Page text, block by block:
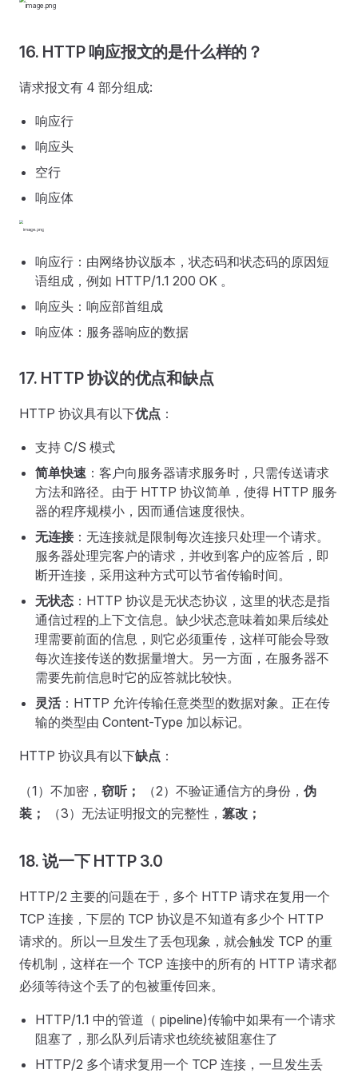
16. HTTP 响应报文的是什么样的？
请求报⽂有 4 部分组成:
响应⾏
响应头
空⾏
响应体
响应⾏：由网络协议版本，状态码和状态码的原因短
语组成，例如 HTTP/1.1 200 OK 。
响应头：响应部⾸组成
响应体：服务器响应的数据
17. HTTP 协议的优点和缺点
HTTP 协议具有以下优点 ：
支持 C/S 模式
简单快速 ：客户向服务器请求服务时，只需传送请求
方法和路径。由于 HTTP 协议简单，使得 HTTP 服务
器的程序规模小，因而通信速度很快。
无连接：无连接就是限制每次连接只处理一个请求。
服务器处理完客户的请求，并收到客户的应答后，即
断开连接，采用这种方式可以节省传输时间。
无状态 ：HTTP 协议是无状态协议，这里的状态是指
通信过程的上下文信息。缺少状态意味着如果后续处
理需要前面的信息，则它必须重传，这样可能会导致
每次连接传送的数据量增大。另一方面，在服务器不
需要先前信息时它的应答就比较快。
灵活：HTTP 允许传输任意类型的数据对象。正在传
输的类型由 Content-Type 加以标记。
HTTP 协议具有以下缺点 ：
（1）不加密， 窃听； （2）不验证通信方的身份， 伪
装；
（3）无法证明报文的完整性， 篡改；
18. 说一下 HTTP 3.0
HTTP/2 主要的问题在于，多个 HTTP 请求在复用一个
TCP 连接，下层的 TCP 协议是不知道有多少个 HTTP
请求的。所以一旦发生了丢包现象，就会触发 TCP 的重
传机制，这样在一个 TCP 连接中的所有的 HTTP 请求都
必须等待这个丢了的包被重传回来。
HTTP/1.1 中的管道（ pipeline)传输中如果有一个请求
阻塞了，那么队列后请求也统统被阻塞住了
HTTP/2 多个请求复用一个 TCP 连接，一旦发生丢